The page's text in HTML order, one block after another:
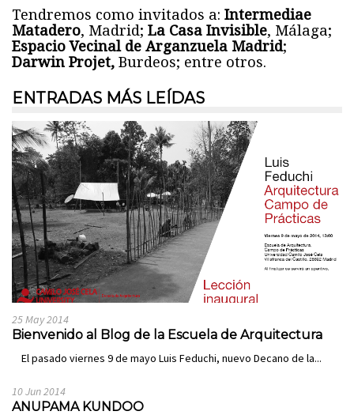
Tendremos como invitados a: Intermediae
Matadero, Madrid; La Casa Invisible, Málaga;
Espacio Vecinal de Arganzuela Madrid;
Darwin Projet, Burdeos; entre otros.
ENTRADAS MÁS LEÍDAS
25 May 2014
Bienvenido al Blog de la Escuela de Arquitectura
El pasado viernes 9 de mayo Luis Feduchi, nuevo Decano de la...
10 Jun 2014
ANUPAMA KUNDOO